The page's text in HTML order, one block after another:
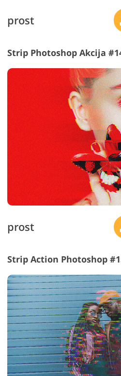
prost
Strip Photoshop Akcija
prost
Strip Action Photoshop